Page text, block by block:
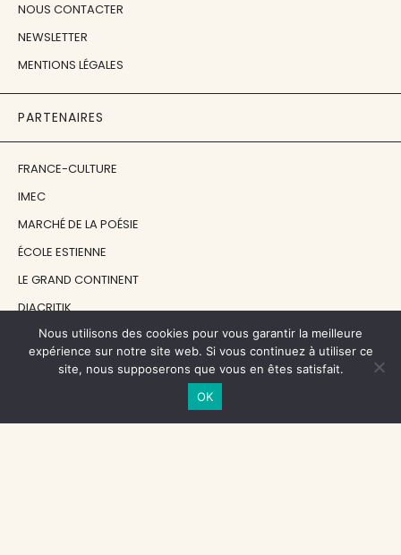
NOUS CONTACTER
NEWSLETTER
MENTIONS LÉGALES
PARTENAIRES
FRANCE-CULTURE
IMEC
MARCHÉ DE LA POÉSIE
ÉCOLE ESTIENNE
LE GRAND CONTINENT
DIACRITIK
EN ATTENDANT NADEAU
Nous utilisons des cookies pour vous garantir la meilleure
expérience sur notre site web. Si vous continuez à utiliser ce
site, nous supposerons que vous en êtes satisfait.
OK